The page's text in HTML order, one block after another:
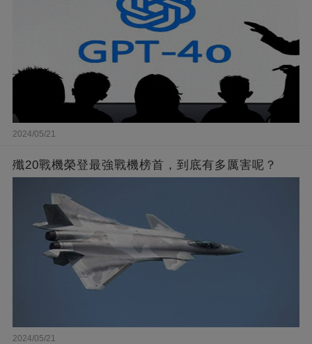
2024/05/21
殲20戰機榮登最強戰機榜首，到底有多厲害呢？
2024/05/21